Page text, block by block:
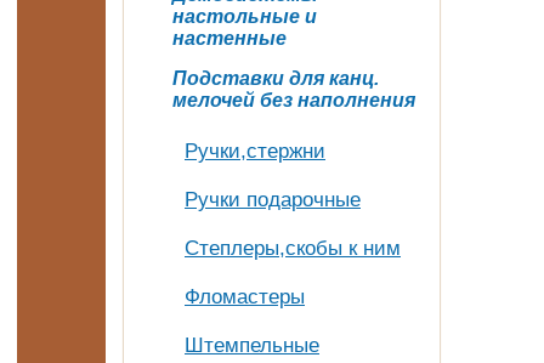
настольные и
настенные
Подставки для канц.
мелочей без наполнения
Ручки,стержни
Ручки подарочные
Степлеры,скобы к ним
Фломастеры
Штемпельные